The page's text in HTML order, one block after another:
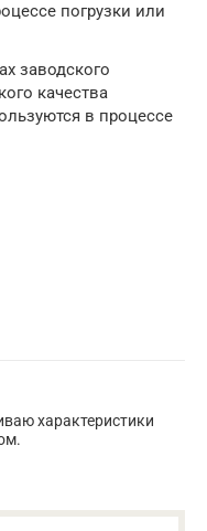
погрузки или
заводского
качества
в процессе
характеристики